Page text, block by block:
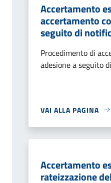
Accertamento
accertamento
seguito di
Procedimento di
adesione a seguito
VAI ALLA PAGINA
Accertamento
rateizzazione